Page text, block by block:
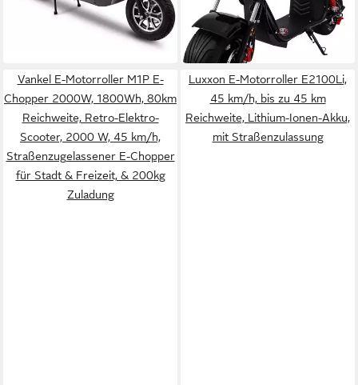
mtl. in 48 Raten 71,10 € mtl. in 48 Raten
-34%
lieferbar in 2 Wochen
Vankel E-Motorroller M1P E-
Chopper 2000W, 1800Wh, 80km
Reichweite, Retro-Elektro-
Scooter, 2000 W, 45 km/h,
Straßenzugelassener E-Chopper
für Stadt & Freizeit, & 200kg
Zuladung
Luxxon E-Motorroller E2100Li,
45 km/h, bis zu 45 km
Reichweite, Lithium-Ionen-Akku,
mit Straßenzulassung